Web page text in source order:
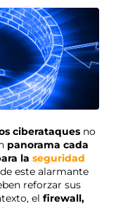
ciberataquesno
panorama cada
la seguridad
este alarmante
reforzar sus
el firewall,